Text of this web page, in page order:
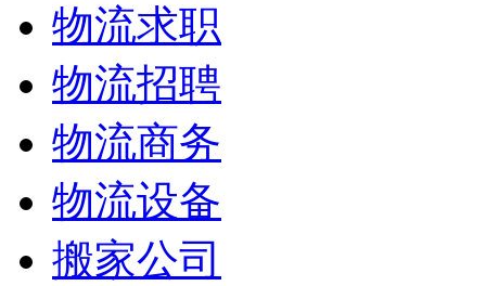
物流求职
物流招聘
物流商务
物流设备
搬家公司